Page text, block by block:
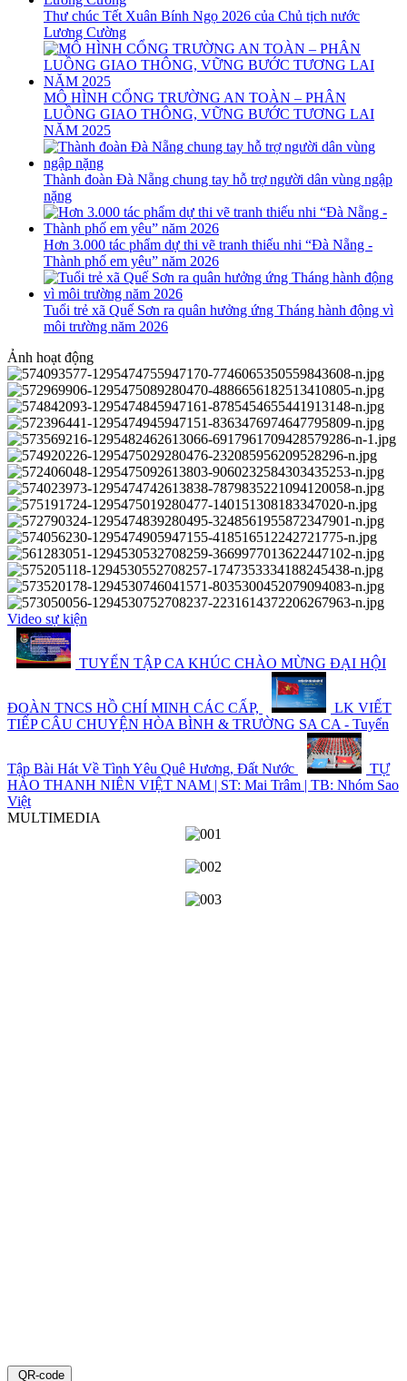
Thư chúc Tết Xuân Bính Ngọ 2026 của Chủ tịch nước
Lương Cường
MÔ HÌNH CỔNG TRƯỜNG AN TOÀN – PHÂN
LUỒNG GIAO THÔNG, VỮNG BƯỚC TƯƠNG LAI
NĂM 2025
Thành đoàn Đà Nẵng chung tay hỗ trợ người dân vùng ngập
nặng
Hơn 3.000 tác phẩm dự thi vẽ tranh thiếu nhi “Đà Nẵng -
Thành phố em yêu” năm 2026
Tuổi trẻ xã Quế Sơn ra quân hưởng ứng Tháng hành động vì
môi trường năm 2026
Ảnh hoạt động
Video sự kiện
TUYỂN TẬP CA KHÚC CHÀO MỪNG ĐẠI HỘI
ĐOÀN TNCS HỒ CHÍ MINH CÁC CẤP,
LK VIẾT
TIẾP CÂU CHUYỆN HÒA BÌNH & TRƯỜNG SA CA - Tuyển
Tập Bài Hát Về Tình Yêu Quê Hương, Đất Nước
TỰ
HÀO THANH NIÊN VIỆT NAM | ST: Mai Trâm | TB: Nhóm Sao
Việt
MULTIMEDIA
QR-code